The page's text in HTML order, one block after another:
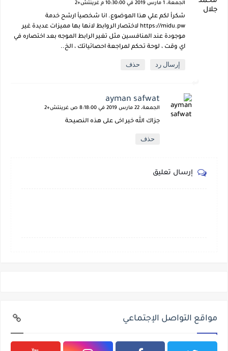
الجمعة، 1 مارس 2019 في 10:30:00 م غرينتش+2
شكرأ لكم علي هذا الموضوع. انا شخصيأ ارشح خدمة
https://midu.pw لاختصار الروابط لانها بها مميزات عديدة غير
موجودة عند المنافسين مثل تغير الرابط الموجه بعد اختصاره في
اي وقت ، لوحة تحكم لمراجعة احصائياتك ، الخ..
إرسال رد حذف
ayman safwat
الجمعة، 22 مارس 2019 في 8:18:00 ص غرينتش+2
جزاك الله خير اخى على هذه النصيحة
حذف
إرسال تعليق
مواقع التواصل الإجتماعي